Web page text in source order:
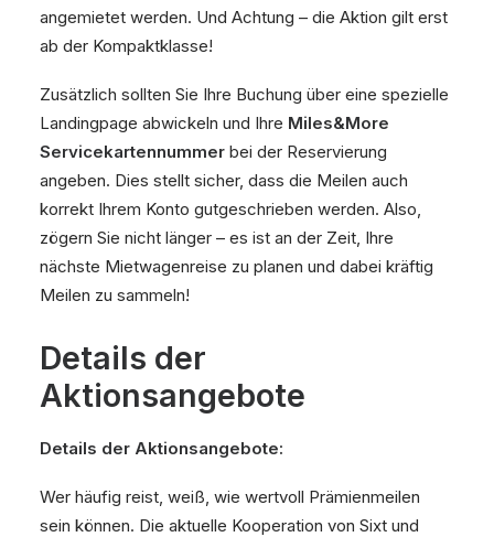
angemietet werden. Und Achtung – die Aktion gilt erst
ab der Kompaktklasse!
Zusätzlich sollten Sie Ihre Buchung über eine spezielle
Landingpage abwickeln und Ihre Miles&More
Servicekartennummer bei der Reservierung
angeben. Dies stellt sicher, dass die Meilen auch
korrekt Ihrem Konto gutgeschrieben werden. Also,
zögern Sie nicht länger – es ist an der Zeit, Ihre
nächste Mietwagenreise zu planen und dabei kräftig
Meilen zu sammeln!
Details der
Aktionsangebote
Details der Aktionsangebote:
Wer häufig reist, weiß, wie wertvoll Prämienmeilen
sein können. Die aktuelle Kooperation von Sixt und